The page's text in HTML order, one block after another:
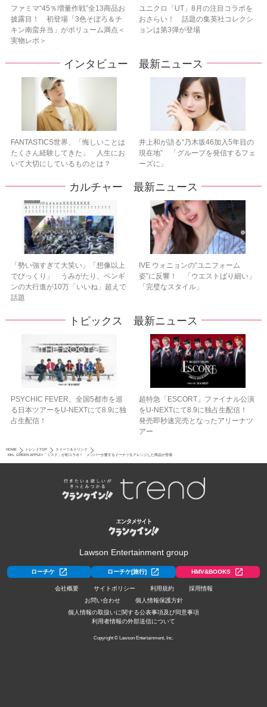
ファミマ“45％増量作戦”全13商品お
披露目！ 初登場「3色そぼろ＆チ
キン南蛮弁当」がボリューム満点＜
実物レポ＞
ユニクロ「UT」8月の注目コラボを
おさらい！ 話題の集英社コレクシ
ョンは第3弾が登場
インタビュー 最新ニュース
FANTASTICS世界、「悔しいことは
たくさん経験してきた」 人生にお
いて大切にしているものとは？
井上和が語る“乃木坂46加入5年目の
現在地” 「グループを発信するフェ
ーズに」
カルチャー 最新ニュース
「勢い強すぎて大笑い」「想像以上
でびっくり」 うみがたり、ペンギ
ンの大行進が10万「いいね」超えで
話題
IVE ウォニョンの“ユニフォーム
姿”に反響！ 「ウエストばり細い」
「完璧なスタイル」
トピックス 最新ニュース
PSYCHIC FEVER、全国5都市を巡
る日本ツアーをU‐NEXTにて8.9に独
占生配信！
超特急「ESCORT」ファイナル公演
をU-NEXTにて8.9に独占生配信！
発売即秒速完売となったアリーナツ
アー
HOME トレンドTOP
スイーツ＆ドリンク
Mrs. GREEN APPLE×「ミスド」が初コラボ！ メンバーが愛するドーナツをアレンジした商品が登場
Lawson Entertainment group
ローチケ ローチケ[旅行] HMV&BOOKS
会社概要 サイトポリシー 利用規約
採用情報
お問い合わせ
個人情報保護方針
個人情報の取扱いに関する公表事項及び同意事項
利用者情報の外部送信について
Copyright © Lawson Entertainment, Inc.